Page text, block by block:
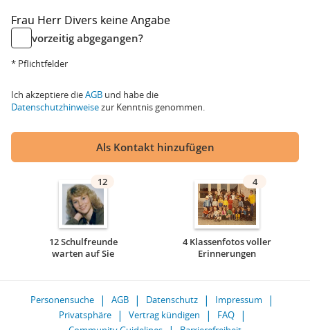
Frau Herr Divers keine Angabe
vorzeitig abgegangen?
* Pflichtfelder
Ich akzeptiere dieAGB und habe die
Datenschutzhinweisezur Kenntnis genommen.
Als Kontakt hinzufügen
12
12 Schulfreunde
warten auf Sie
4
4 Klassenfotos voller
Erinnerungen
Personensuche AGB Datenschutz
Impressum
Privatsphäre
Vertrag kündigen
FAQ